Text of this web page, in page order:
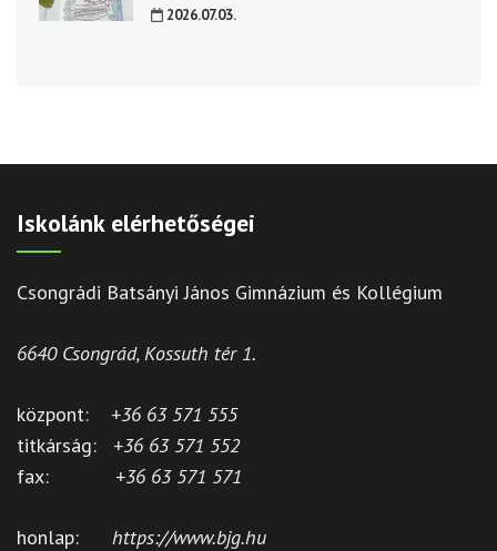
2026.07.03.
Iskolánk elérhetőségei
Csongrádi Batsányi János Gimnázium és Kollégium
6640 Csongrád, Kossuth tér 1.
központ: +36 63 571 555
titkárság: +36 63 571 552
fax: +36 63 571 571
honlap: https://www.bjg.hu